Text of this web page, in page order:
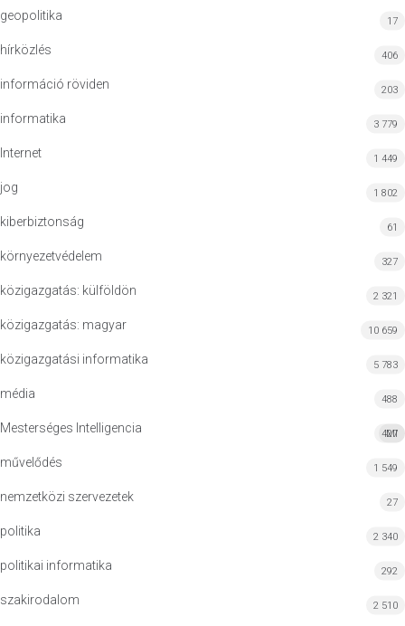
geopolitika 17
hírközlés 406
információ röviden 203
informatika 3 779
Internet 1 449
jog 1 802
kiberbiztonság 61
környezetvédelem 327
közigazgatás: külföldön 2 321
közigazgatás: magyar 10 659
közigazgatási informatika 5 783
média 488
Mesterséges Intelligencia MI
427
művelődés 1 549
nemzetközi szervezetek 27
politika 2 340
politikai informatika 292
szakirodalom 2 510